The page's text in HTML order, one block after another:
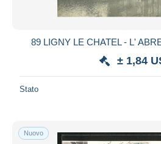
89 LIGNY LE CHATEL - L'
± 1,84
Stato
Nuovo